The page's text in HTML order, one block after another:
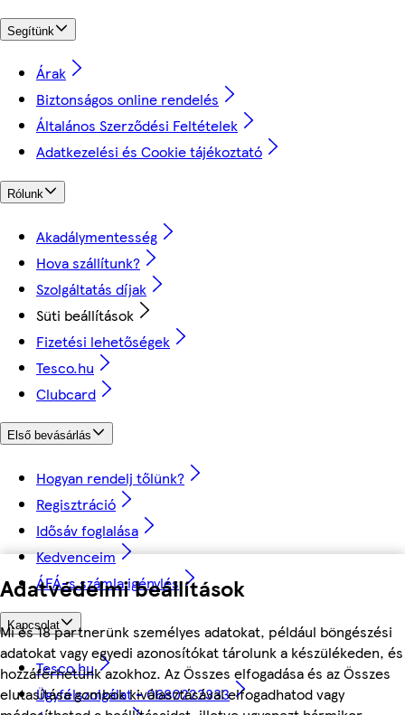
Adatvédelmi beállítások
Mi és 18 partnerünk személyes adatokat, például böngészési
adatokat vagy egyedi azonosítókat tárolunk a készülékeden, és
hozzáférhetünk azokhoz. Az Összes elfogadása és az Összes
elutasítása gombok kiválasztásával elfogadhatod vagy
Segítünk
Árak
Biztonságos online rendelés
Általános Szerződési Feltételek
Adatkezelési és Cookie tájékoztató
Rólunk
Akadálymentesség
Hova szállítunk?
Szolgáltatás díjak
Süti beállítások
Fizetési lehetőségek
Tesco.hu
Clubcard
Első bevásárlás
Hogyan rendelj tőlünk?
Regisztráció
Idősáv foglalása
Kedvenceim
ÁFÁ-s számla igénylés
Kapcsolat
Tesco.hu
Ügyfélszolgálat - 0680222333